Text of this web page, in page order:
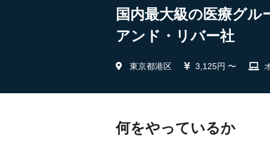
国内最大級の医療グ
アンド・リバー社
東京都港区 3,125円 〜
何をやっているか